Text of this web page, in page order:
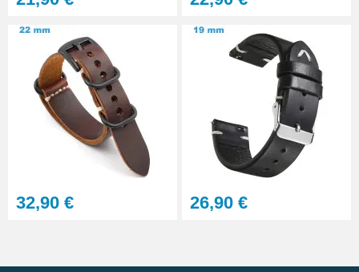
32,90 € 26,90 €